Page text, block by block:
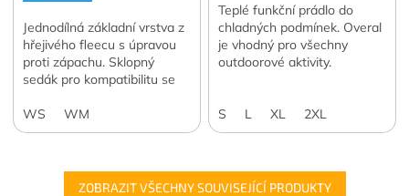
Jednodílná základní vrstva z
hřejivého fleecu s úpravou
proti zápachu. Sklopný
sedák pro kompatibilitu se
WS
WM
Teplé funkční prádlo do
chladných podmínek. Overal
je vhodný pro všechny
outdoorové aktivity.
S L XL 2XL
ZOBRAZIT VŠECHNY SOUVISEJÍCÍ PRODUKTY